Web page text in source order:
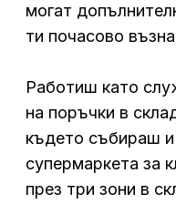
могат
ти почасово
Работиш като
на поръчки в
където събираш
супермаркета за
през три зони в